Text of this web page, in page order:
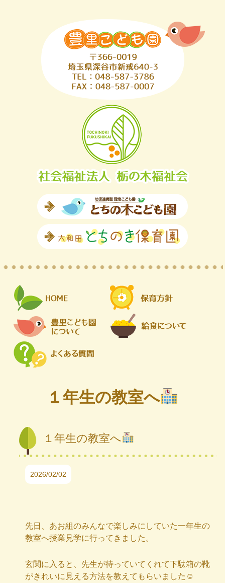
１年生の教室へ
１年生の教室へ
2026/02/02
先日、あお組のみんなで楽しみにしていた一年生の
教室へ授業見学に行ってきました。
玄関に入ると、先生が待っていてくれて下駄箱の靴
がきれいに見える方法を教えてもらいました☺︎